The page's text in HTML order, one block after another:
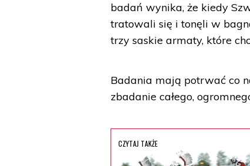
badań wynika, że kiedy
tratowali się i tonęli w
trzy saskie armaty, które
Badania mają potrwać co
zbadanie całego,
CZYTAJ TAKŻE